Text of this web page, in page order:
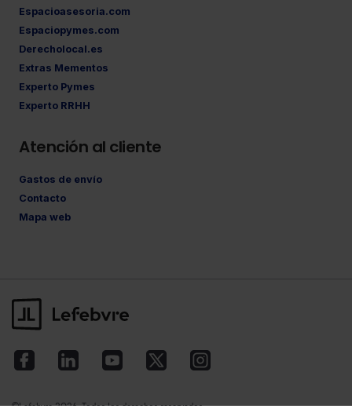
Espacioasesoria.com
Espaciopymes.com
Derecholocal.es
Extras Mementos
Experto Pymes
Experto RRHH
Atención al cliente
Gastos de envío
Contacto
Mapa web
©Lefebvre2026. Todos los derechos reservados.